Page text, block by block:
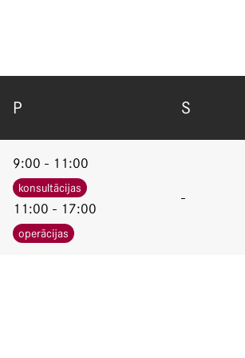
P S
9:00 - 11:00
konsultācijas
11:00 - 17:00
operācijas
-